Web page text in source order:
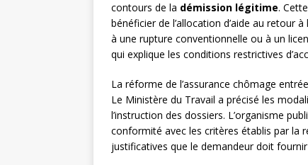
contours de la démission légitime.
bénéficier de l’allocation d’aide au retour
à une rupture conventionnelle ou à un
qui explique les conditions restrictives
La réforme de l’assurance chômage
Le Ministère du Travail a précisé les
l’instruction des dossiers. L’organisme
conformité avec les critères établis par la
justificatives que le demandeur doit